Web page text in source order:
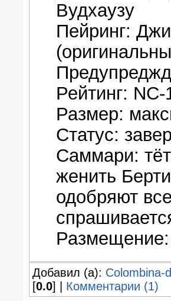
Вудхаузу
Пейринг:
Рейтинг: NC-
Размер:
Статус:
Саммари:
женить
одобряют
Добавил (а): Colombina-d
[0.0] | Комментарии (1)